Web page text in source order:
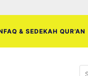
& SEDEKAH QUR’AN